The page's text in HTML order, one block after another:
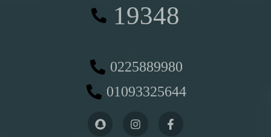
19348
0225889980
01093325644